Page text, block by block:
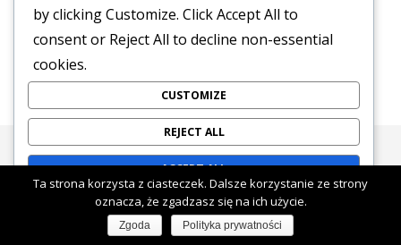
POWERED BY SEPTERA &WORDPRESS.
by clickingCustomize. ClickAccept All to
consent or Reject All to decline non-essential
cookies.
CUSTOMIZE
REJECT ALL
ACCEPT ALL
Powered by
Ta strona korzysta z ciasteczek. Dalsze korzystanie ze strony
oznacza, że zgadzasz się na ich użycie.
Zgoda Polityka prywatności